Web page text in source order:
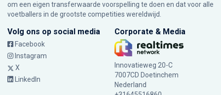
om een eigen transferwaarde voorspelling te doen en dat voor alle
voetballers in de grootste competities wereldwijd.
Volg ons op social media
Facebook
Instagram
X
LinkedIn
Corporate & Media
Innovatieweg 20-C
7007CD Doetinchem
Nederland